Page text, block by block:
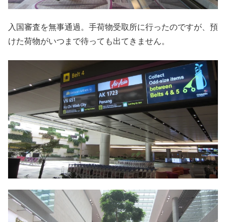
入国審査を無事通過。手荷物受取所に行ったのですが、預
けた荷物がいつまで待っても出てきません。